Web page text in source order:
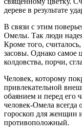
дереве в результате
В связи с этим
Омелы. Так люди
Кроме того,
засовы. Однако самое
колдовства, порчи,
Человек, которому
привлекательной
обаянием и перед его
человек-Омела
гороскоп для женщин
противоположный.